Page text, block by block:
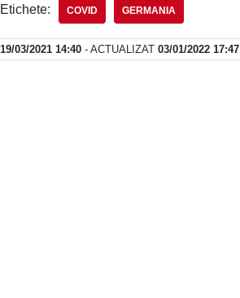
Etichete: COVID GERMANIA
19/03/2021 14:40 - ACTUALIZAT 03/01/2022 17:47